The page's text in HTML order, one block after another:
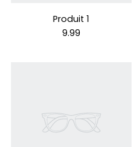
Produit 1
9.99